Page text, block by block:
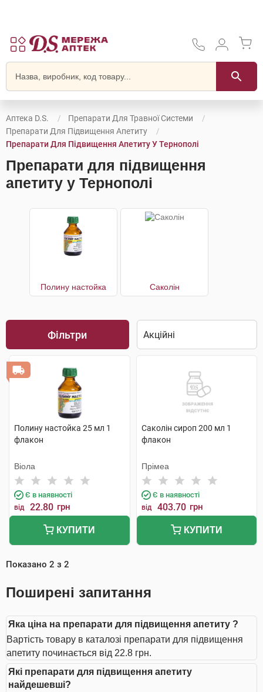
Аптека D.S.
Препарати Для Травної Системи
Препарати Для Підвищення Апетиту
Препарати Для Підвищення Апетиту У Тернополі
Препарати для підвищення
апетиту у Тернополі
Полину настойка Саколін
Фільтри
Полину настойка 25 мл 1
флакон
Віола
Є в наявності
від 22.80 грн
КУПИТИ
Саколін сироп 200 мл 1
флакон
Прімеа
Є в наявності
від 403.70 грн
КУПИТИ
Показано 2 з 2
Поширені запитання
Яка ціна на препарати для підвищення апетиту ?
Вартість товару в каталозі препарати для підвищення
апетиту починається від 22.8 грн.
Які препарати для підвищення апетиту
найдешевші?